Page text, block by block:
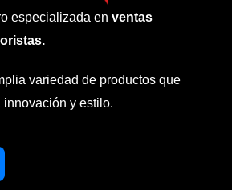
especializada en ventas
variedad de productos que
y estilo.